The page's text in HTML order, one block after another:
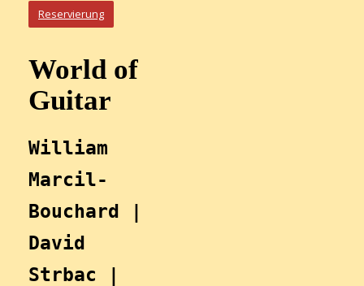
World of
Guitar
William
Marcil-
Bouchard |
David
Strbac |
Reservierung